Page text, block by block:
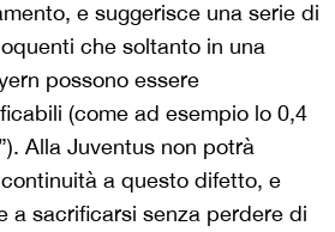
e suggerisce una serie di
che soltanto in una
possono essere
(come ad esempio lo 0,4
Alla Juventus non potrà
a questo difetto, e
a sacrificarsi senza perdere di